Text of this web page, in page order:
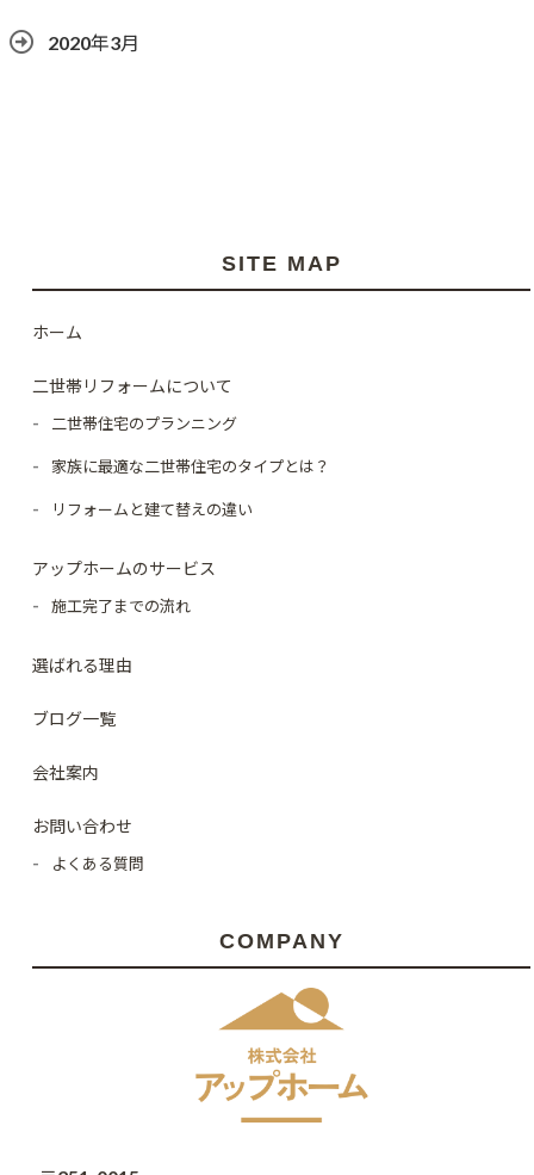
2020年3月
SITE MAP
ホーム
二世帯リフォームについて
二世帯住宅のプランニング
家族に最適な二世帯住宅のタイプとは？
リフォームと建て替えの違い
アップホームのサービス
施工完了までの流れ
選ばれる理由
ブログ一覧
会社案内
お問い合わせ
よくある質問
COMPANY